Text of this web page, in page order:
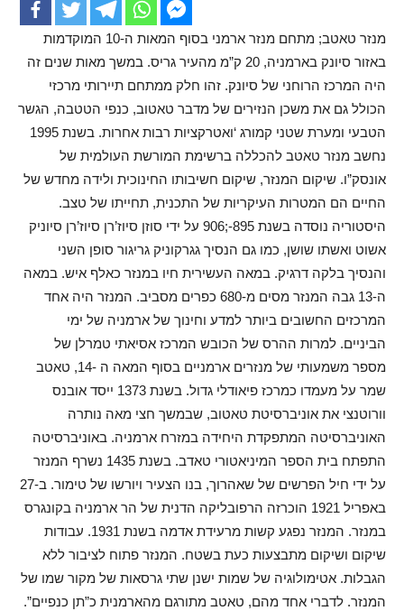
מנזר טאטב; מתחם מנזר ארמני בסוף המאות ה-10 המוקדמות
באזור סיונק בארמניה, 20 ק”מ מהעיר גריס. במשך מאות שנים זה
היה המרכז הרוחני של סיונק. זהו חלק ממתחם תיירותי מרכזי
הכולל גם את משכן הנזירים של מדבר טאטוב, כנפי הטטבה, הגשר
הטבעי ומערת שטני קמורג ‘ואטרקציות רבות אחרות. בשנת 1995
נחשב מנזר טאטב להכללה ברשימת המורשת העולמית של
אונסק”ו. שיקום המנזר, שיקום חשיבותו החינוכית ולידה מחדש של
החיים הם המטרות העיקריות של התכנית, תחייתו של טצב.
היסטוריה נוסדה בשנת 895-;906 על ידי סוזן סיוז’רן סיוז’רן סיוניק
אשוט ואשתו שושן, כמו גם הנסיך גגרקוניק גריגור סופן השני
והנסיך בלקה דרגיק. במאה העשירית חיו במנזר כאלף איש. במאה
ה-13 גבה המנזר מסים מ-680 כפרים מסביב. המנזר היה אחד
המרכזים החשובים ביותר למדע וחינוך של ארמניה של ימי
הביניים. למרות ההרס של הכובש המרכז אסיאתי טמרלן של
מספר משמעותי של מנזרים ארמניים בסוף המאה ה -14, טאטב
שמר על מעמדו כמרכז פיאודלי גדול. בשנת 1373 ייסד אובנס
וורוטנצי את אוניברסיטת טאטוב, שבמשך חצי מאה נותרה
האוניברסיטה המתפקדת היחידה במזרח ארמניה. באוניברסיטה
התפתח בית הספר המיניאטורי טאדב. בשנת 1435 נשרף המנזר
על ידי חיל הפרשים של שאהרוך, בנו הצעיר ויורשו של טימור. ב-27
באפריל 1921 הוכרזה הרפובליקה הדנית של הר ארמניה בקונגרס
במנזר. המנזר נפגע קשות מרעידת אדמה בשנת 1931. עבודות
שיקום ושיקום מתבצעות כעת בשטח. המנזר פתוח לציבור ללא
הגבלות. אטימולוגיה של שמות ישנן שתי גרסאות של מקור שמו של
המנזר. לדברי אחד מהם, טאטב מתורגם מהארמנית כ”תן כנפיים”.